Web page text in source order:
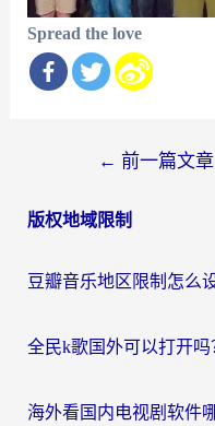
Spread the love
导
← 前一篇文章
版权地域限制